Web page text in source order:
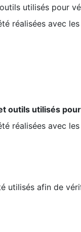
utilisés pour
réalisées avec
outils utilisés
réalisées avec
utilisés afin de